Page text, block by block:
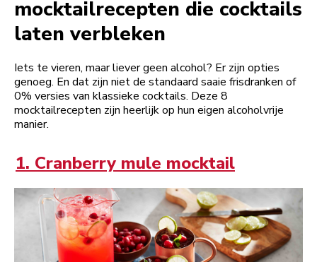
mocktailrecepten die cocktails
laten verbleken
Iets te vieren, maar liever geen alcohol? Er zijn opties
genoeg. En dat zijn niet de standaard saaie frisdranken of
0% versies van klassieke cocktails. Deze 8
mocktailrecepten zijn heerlijk op hun eigen alcoholvrije
manier.
1. Cranberry mule mocktail